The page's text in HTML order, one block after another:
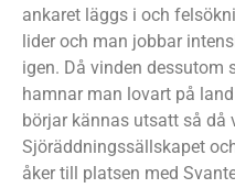
ankaret läggs i och
lider och man jobbar
igen. Då vinden dessutom
hamnar man lovart på
börjar kännas utsatt så då
Sjöräddningssällskapet
åker till platsen med